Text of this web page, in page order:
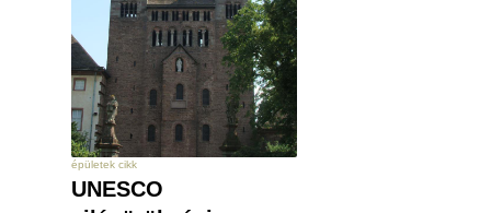
épületek cikk
UNESCO